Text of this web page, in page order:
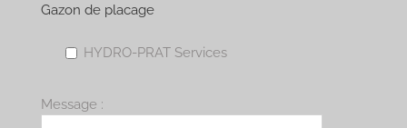
Gazon de placage
HYDRO-PRAT Services
Message :